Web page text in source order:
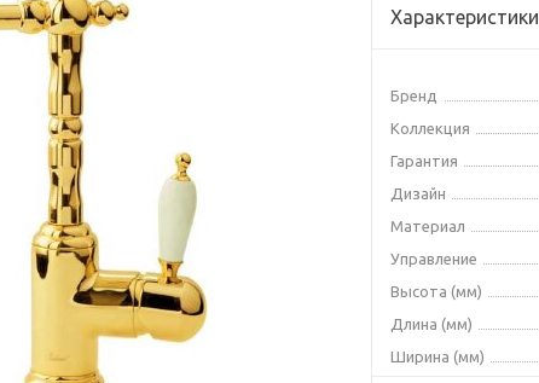
Характеристики
Бренд
Коллекция
Гарантия
Дизайн
Материал
Управление
Высота (мм)
Длина (мм)
Ширина (мм)